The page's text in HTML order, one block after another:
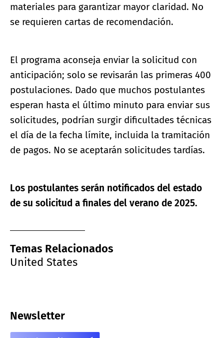
materiales para garantizar mayor claridad. No
se requieren cartas de recomendación.
El programa aconseja enviar la solicitud con
anticipación; solo se revisarán las primeras 400
postulaciones. Dado que muchos postulantes
esperan hasta el último minuto para enviar sus
solicitudes, podrían surgir dificultades técnicas
el día de la fecha límite, incluida la tramitación
de pagos. No se aceptarán solicitudes tardías.
Los postulantes serán notificados del estado
de su solicitud a finales del verano de 2025.
Temas Relacionados
United States
Newsletter